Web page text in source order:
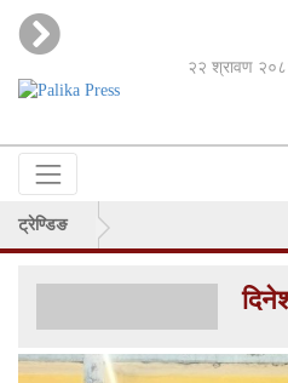
२२ श्रावण
ट्रेण्डिङ